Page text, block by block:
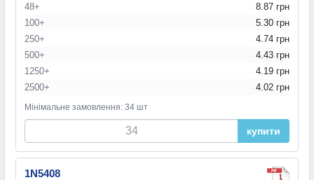
48+
8.87 грн
100+
5.30 грн
250+
4.74 грн
500+
4.43 грн
1250+
4.19 грн
2500+
4.02 грн
Мінімальне замовлення: 34 шт
купити
1N5408